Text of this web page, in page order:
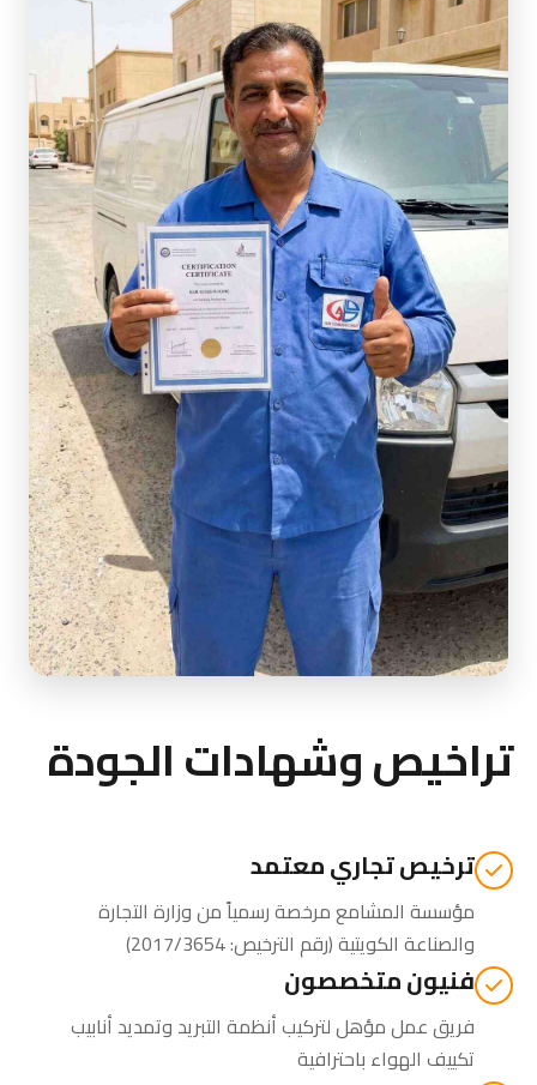
تراخيص وشهادات الجودة
ترخيص تجاري معتمد
مؤسسة المشامع مرخصة رسمياً منوزارة التجارة
والصناعة الكويتية(رقم الترخيص: 2017/3654)
فنيون متخصصون
فريق عمل مؤهل لتركيب أنظمة التبريد وتمديد أنابيب
تكييف الهواء باحترافية